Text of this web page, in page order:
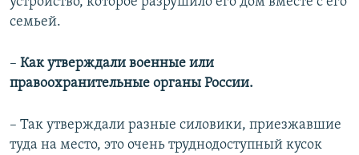
семьей.
–​ Как утверждали военные или
правоохранительные органы России.
– Так утверждали разные силовики, приезжавшие
туда на место, это очень труднодоступный кусок